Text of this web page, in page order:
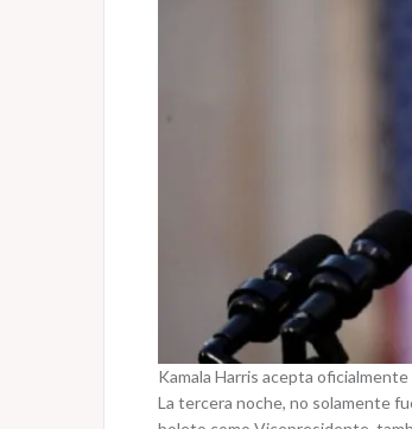
Kamala Harris acepta
La tercera noche, no solamente